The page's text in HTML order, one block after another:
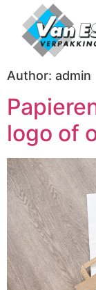
Author: admin
logo of